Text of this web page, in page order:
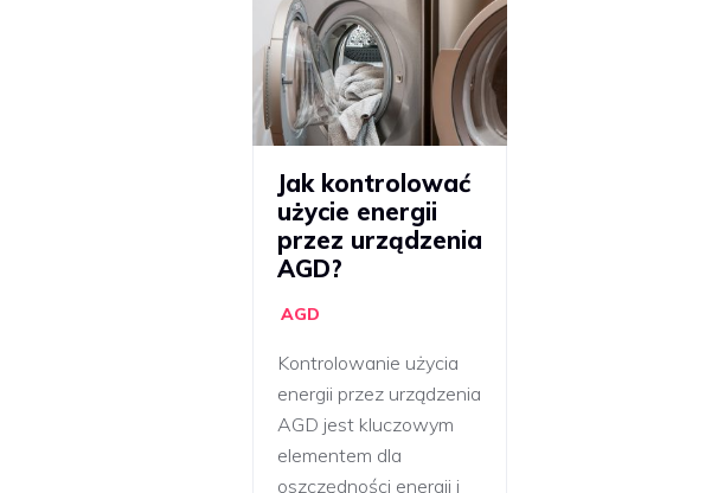
Jak kontrolować
użycie energii
przez urządzenia
AGD?
AGD
Kontrolowanie użycia
energii przez urządzenia
AGD jest kluczowym
elementem dla
oszczędności energii i